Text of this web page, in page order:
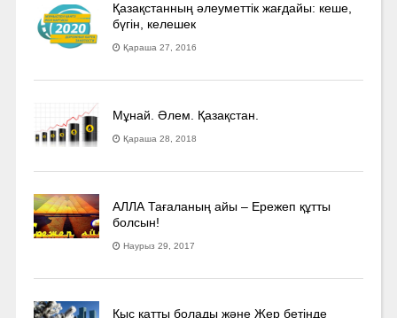
Қазақстанның әлеуметтік жағдайы: кеше,
бүгін, келешек
Қараша 27, 2016
Мұнай. Әлем. Қазақстан.
Қараша 28, 2018
АЛЛА Тағаланың айы – Ережеп құтты
болсын!
Наурыз 29, 2017
Қыс қатты болады және Жер бетінде